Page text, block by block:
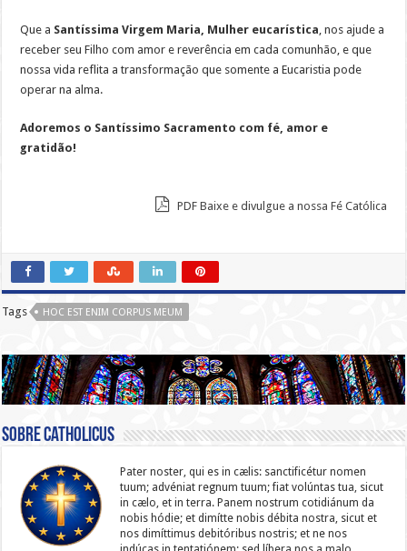
Que a Santíssima Virgem Maria, Mulher eucarística, nos ajude a
receber seu Filho com amor e reverência em cada comunhão, e que
nossa vida reflita a transformação que somente a Eucaristia pode
operar na alma.
Adoremos o Santíssimo Sacramento com fé, amor e
gratidão!
PDF Baixe e divulgue a nossa Fé Católica
Tags HOC EST ENIM CORPUS MEUM
Sobre catholicus
Pater noster, qui es in cælis: sanc­ti­ficétur nomen
tuum; advéniat regnum tuum; fiat volúntas tua, sicut
in cælo, et in terra. Panem nostrum cotidiánum da
nobis hódie; et dimítte nobis débita nostra, sicut et
nos dimíttimus debitóribus nostris; et ne nos